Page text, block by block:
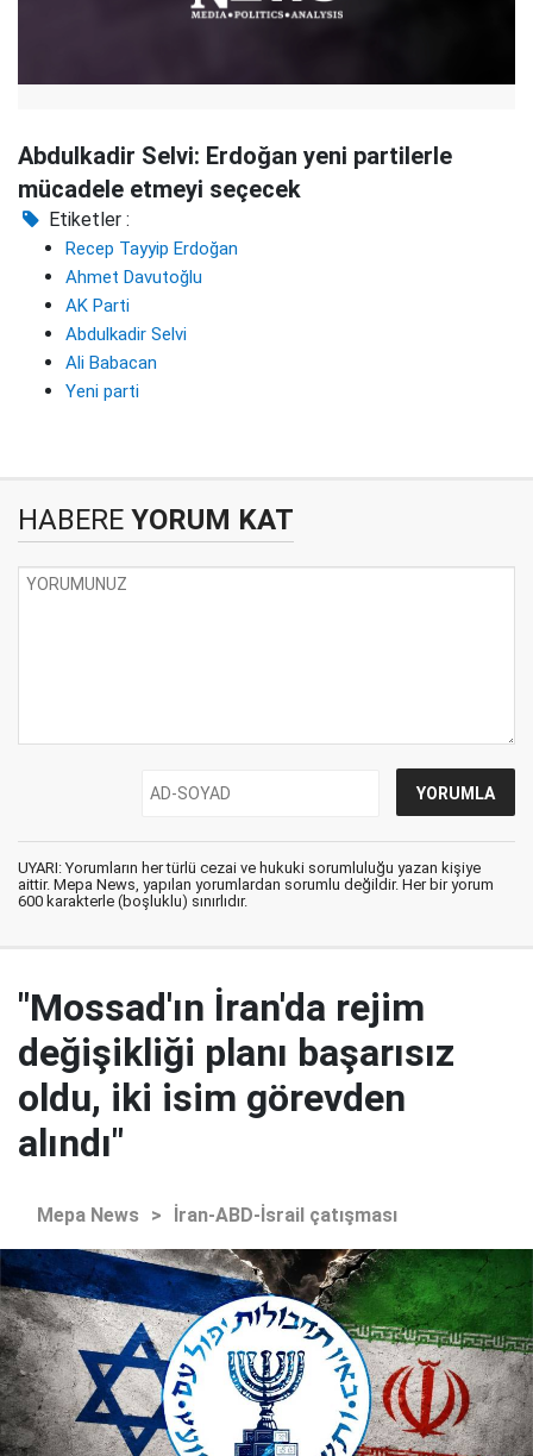
Abdulkadir Selvi: Erdoğan yeni partilerle
mücadele etmeyi seçecek
Etiketler :
Recep Tayyip Erdoğan
Ahmet Davutoğlu
AK Parti
Abdulkadir Selvi
Ali Babacan
Yeni parti
HABERE YORUM KAT
UYARI: Yorumların her türlü cezai ve hukuki sorumluluğu yazan kişiye
aittir. Mepa News, yapılan yorumlardan sorumlu değildir. Her bir yorum
600 karakterle (boşluklu) sınırlıdır.
"Mossad'ın İran'da rejim
değişikliği planı başarısız
oldu, iki isim görevden
alındı"
Mepa News > İran-ABD-İsrail çatışması